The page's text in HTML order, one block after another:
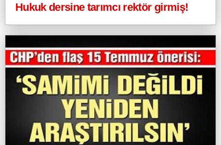
Hukuk dersine tarımcı rektör girmiş!